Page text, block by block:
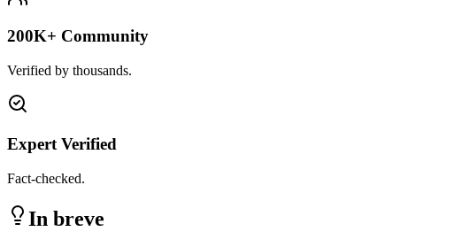
200K+ Community
Verified by thousands.
Expert Verified
Fact-checked.
In breve